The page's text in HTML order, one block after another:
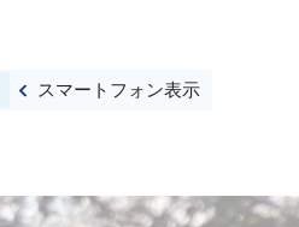
スマートフォン表示